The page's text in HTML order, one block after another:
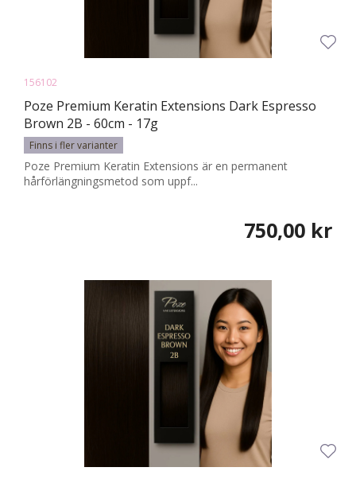
156102
Poze Premium Keratin Extensions Dark Espresso
Brown 2B - 60cm - 17g
Finns i fler varianter
Poze Premium Keratin Extensions är en permanent
hårförlängningsmetod som uppf...
750,00 kr